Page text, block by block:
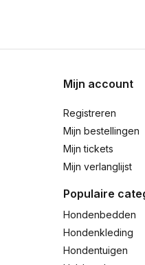
Mijn account
Registreren
Mijn bestellingen
Mijn tickets
Mijn verlanglijst
Populaire
Hondenbedden
Hondenkleding
Hondentuigen